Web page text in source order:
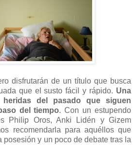
disfrutarán de un título que busca
que el susto fácil y rápido. Una
del pasado que siguen
del tiempo. Con un estupendo
Philip Oros, Anki Lidén y Gizem
recomendarla para aquéllos que
posesión y un poco de debate tras la